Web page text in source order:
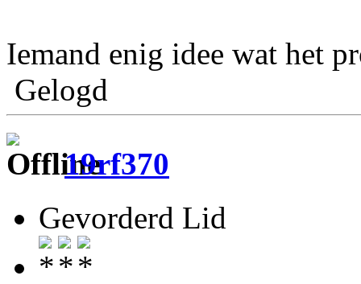
Iemand enig idee wat het
Gelogd
19rf370
Gevorderd Lid